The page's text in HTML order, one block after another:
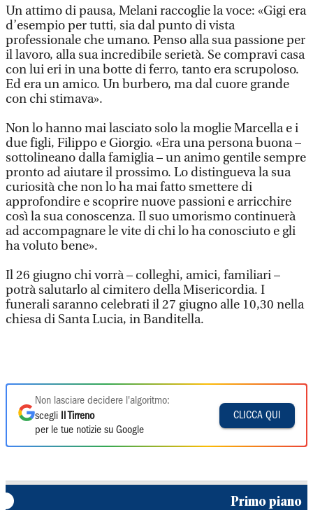
Un attimo di pausa, Melani raccoglie la voce: «Gigi era
d’esempio per tutti, sia dal punto di vista
professionale che umano. Penso alla sua passione per
il lavoro, alla sua incredibile serietà. Se compravi casa
con lui eri in una botte di ferro, tanto era scrupoloso.
Ed era un amico. Un burbero, ma dal cuore grande
con chi stimava».
Non lo hanno mai lasciato solo la moglie Marcella e i
due figli, Filippo e Giorgio. «Era una persona buona –
sottolineano dalla famiglia – un animo gentile sempre
pronto ad aiutare il prossimo. Lo distingueva la sua
curiosità che non lo ha mai fatto smettere di
approfondire e scoprire nuove passioni e arricchire
così la sua conoscenza. Il suo umorismo continuerà
ad accompagnare le vite di chi lo ha conosciuto e gli
ha voluto bene».
Il 26 giugno chi vorrà – colleghi, amici, familiari –
potrà salutarlo al cimitero della Misericordia. I
funerali saranno celebrati il 27 giugno alle 10,30 nella
chiesa di Santa Lucia, in Banditella.
Non lasciare decidere l'algoritmo:
scegli
Il Tirreno
per le tue notizie su Google
CLICCA QUI
Primo piano